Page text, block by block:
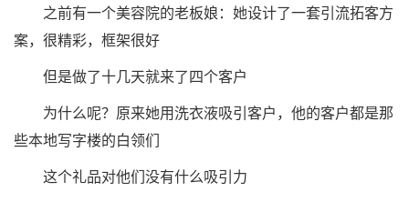
之前有一个美容院的老板娘：她设计了一套引流拓客方
案，很精彩，框架很好
但是做了十几天就来了四个客户
为什么呢？原来她用洗衣液吸引客户，他的客户都是那
些本地写字楼的白领们
这个礼品对他们没有什么吸引力